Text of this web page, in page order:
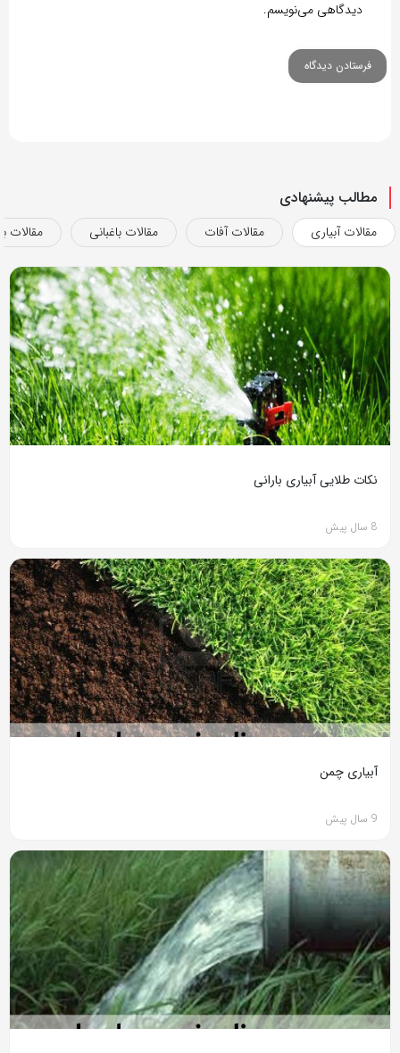
دیدگاهی می‌نویسم.
مطالب پیشنهادی
مقالات آبیاری مقالات آفات مقالات باغبانی مقالات
نکات طلایی آبیاری بارانی
8 سال پیش
آبیاری چمن
9 سال پیش